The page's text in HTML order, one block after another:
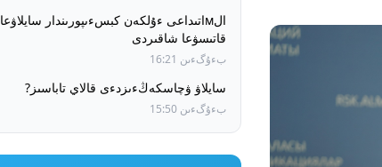
الмاتىداعى ءۇلكەن كبسءىپورىندار سايلاۋعا
قاتىسۋعا شاقىردى
بءۇگءىن 16:21
سايلاۋ ۋچاسكەڭءىزدءى قالاي تاباسىز?
بءۇگءىن 15:50